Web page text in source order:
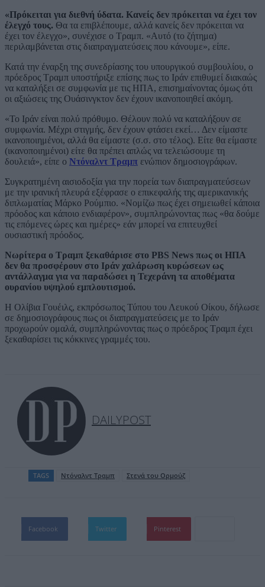
«Πρόκειται για διεθνή ύδατα. Κανείς δεν πρόκειται να έχει τον
έλεγχό τους. Θα τα επιβλέπουμε, αλλά κανείς δεν πρόκειται να
έχει τον έλεγχο», συνέχισε ο Τραμπ. «Αυτό (το ζήτημα)
περιλαμβάνεται στις διαπραγματεύσεις που κάνουμε», είπε.
Κατά την έναρξη της συνεδρίασης του υπουργικού συμβουλίου, ο
πρόεδρος Τραμπ υποστήριξε επίσης πως το Ιράν επιθυμεί διακαώς
να καταλήξει σε συμφωνία με τις ΗΠΑ, επισημαίνοντας όμως ότι
οι αξιώσεις της Ουάσινγκτον δεν έχουν ικανοποιηθεί ακόμη.
«Το Ιράν είναι πολύ πρόθυμο. Θέλουν πολύ να καταλήξουν σε
συμφωνία. Μέχρι στιγμής, δεν έχουν φτάσει εκεί… Δεν είμαστε
ικανοποιημένοι, αλλά θα είμαστε (σ.σ. στο τέλος). Είτε θα είμαστε
(ικανοποιημένοι) είτε θα πρέπει απλώς να τελειώσουμε τη
δουλειά», είπε ο Ντόναλντ Τραμπ ενώπιον δημοσιογράφων.
Συγκρατημένη αισιοδοξία για την πορεία των διαπραγματεύσεων
με την ιρανική πλευρά εξέφρασε ο επικεφαλής της αμερικανικής
διπλωματίας Μάρκο Ρούμπιο. «Νομίζω πως έχει σημειωθεί κάποια
πρόοδος και κάποιο ενδιαφέρον», συμπληρώνοντας πως «θα δούμε
τις επόμενες ώρες και ημέρες» εάν μπορεί να επιτευχθεί
ουσιαστική πρόοδος.
Νωρίτερα ο Τραμπ ξεκαθάρισε στο PBS News πως οι ΗΠΑ
δεν θα προσφέρουν στο Ιράν χαλάρωση κυρώσεων ως
αντάλλαγμα για να παραδώσει η Τεχεράνη τα αποθέματα
ουρανίου υψηλού εμπλουτισμού.
Η Ολίβια Γουέιλς, εκπρόσωπος Τύπου του Λευκού Οίκου, δήλωσε
σε δημοσιογράφους πως οι διαπραγματεύσεις με το Ιράν
προχωρούν ομαλά, συμπληρώνοντας πως ο πρόεδρος Τραμπ έχει
ξεκαθαρίσει τις κόκκινες γραμμές του.
DAILYPOST
TAGS Ντόναλντ Τραμπ Στενά του Ορμούζ
Facebook Twitter Pinterest